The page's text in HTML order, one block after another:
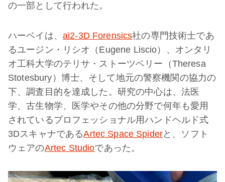
の一部として行われた。
ハーベイは、 ai2-3D Forensics社の専門技術士であ
るユージン・リシオ（Eugene Liscio）、オンタリ
オ工科大学のテリサ・ストーツベリー（Theresa
Stotesbury）博士、そして地元の警察機関の協力の
下、調査目的を達成した。研究の中心は、法医
学、古生物学、医学やその他の分野で何年も愛用
されているプロフェッショナル用ハンドヘルド式
3DスキャナであるArtec Space Spiderと、ソフト
ウェアのArtec Studioであった。